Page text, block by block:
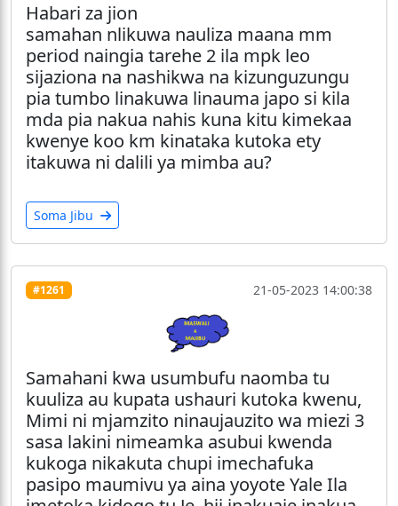
Habari za jion
samahan nlikuwa nauliza maana mm
period naingia tarehe 2 ila mpk leo
sijaziona na nashikwa na kizunguzungu
pia tumbo linakuwa linauma japo si kila
mda pia nakua nahis kuna kitu kimekaa
kwenye koo km kinataka kutoka ety
itakuwa ni dalili ya mimba au?
Soma Jibu
#1261 21-05-2023 14:00:38
Samahani kwa usumbufu naomba tu
kuuliza au kupata ushauri kutoka kwenu,
Mimi ni mjamzito ninaujauzito wa miezi 3
sasa lakini nimeamka asubui kwenda
kukoga nikakuta chupi imechafuka
pasipo maumivu ya aina yoyote Yale Ila